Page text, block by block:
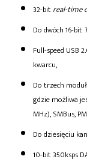
32-bitreal-time
Do dwóch 16-bit
Full-speed USB
kwarcu,
Do trzech
gdzie możliwa
MHz), SMBus,
Do dziesięciu
10-bit 350ksps